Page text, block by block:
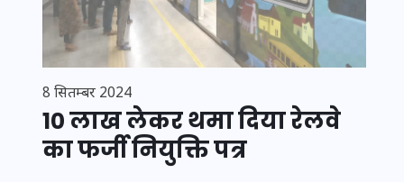
8 सितम्बर 2024
10 लाख लेकर थमा दिया रेलवे
का फर्जी नियुक्ति पत्र